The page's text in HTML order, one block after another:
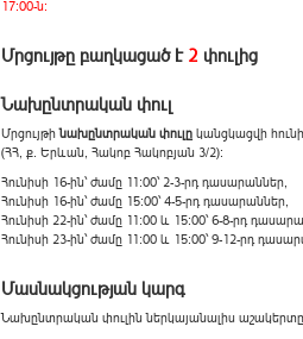
17:00-ն:
Մրցույթը բաղկացած է 2 փուլից
Նախընտրական փուլ
Մրցույթինախընտրական փուլը կանցկացվի
(ՀՀ, ք. Երևան, Հակոբ Հակոբյան 3/2):
Հունիսի 16-ին՝ ժամը 11:00՝ 2-3-րդ դասարաններ,
Հունիսի 16-ին՝ ժամը 15:00՝ 4-5-րդ դասարաններ,
Հունիսի 22-ին՝ ժամը 11:00 և 15:00՝ 6-8-րդ
Հունիսի 23-ին՝ ժամը 11:00 և 15:00՝ 9-12-րդ
Մասնակցության կարգ
Նախընտրական փուլին ներկայանալիս